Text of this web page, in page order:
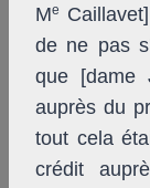
Me
de ne pas
que [dame
auprès du
tout cela
crédit